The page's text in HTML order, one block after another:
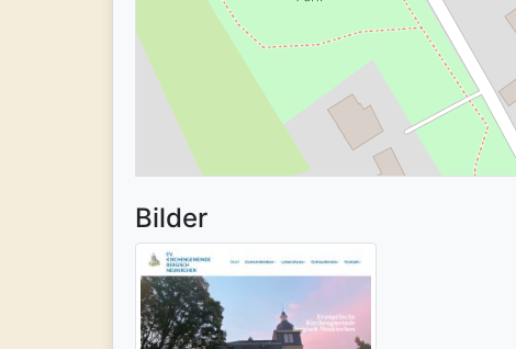
Bilder